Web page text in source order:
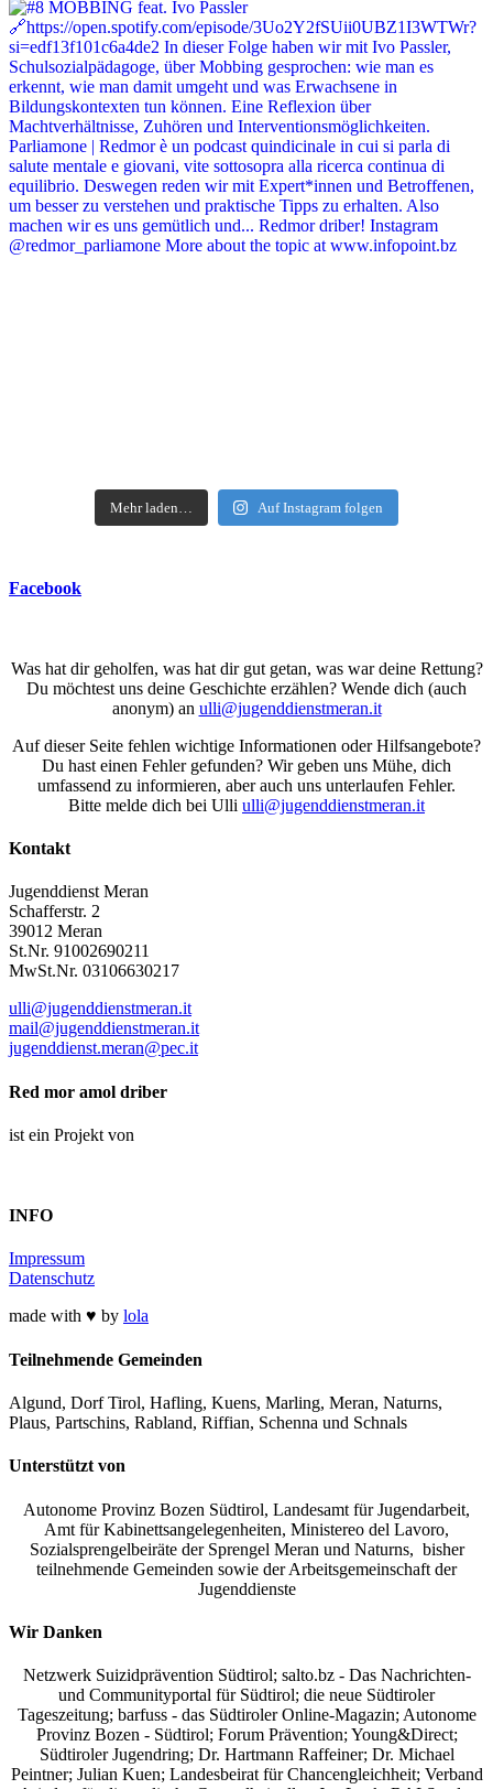
Mehr laden… Auf Instagram folgen
Facebook
Was hat dir geholfen, was hat dir gut getan, was war deine Rettung?
Du möchtest uns deine Geschichte erzählen? Wende dich (auch
anonym) an ulli@jugenddienstmeran.it
Auf dieser Seite fehlen wichtige Informationen oder Hilfsangebote?
Du hast einen Fehler gefunden? Wir geben uns Mühe, dich
umfassend zu informieren, aber auch uns unterlaufen Fehler.
Bitte melde dich bei Ulli ulli@jugenddienstmeran.it
Kontakt
Jugenddienst Meran
Schafferstr. 2
39012 Meran
St.Nr. 91002690211
MwSt.Nr. 03106630217
ulli@jugenddienstmeran.it
mail@jugenddienstmeran.it
jugenddienst.meran@pec.it
Red mor amol driber
ist ein Projekt von
INFO
Impressum
Datenschutz
made with ♥ by lola
Teilnehmende Gemeinden
Algund, Dorf Tirol, Hafling, Kuens, Marling, Meran, Naturns,
Plaus, Partschins, Rabland, Riffian, Schenna und Schnals
Unterstützt von
Autonome Provinz Bozen Südtirol, Landesamt für Jugendarbeit,
Amt für Kabinettsangelegenheiten, Ministereo del Lavoro,
Sozialsprengelbeiräte der Sprengel Meran und Naturns, bisher
teilnehmende Gemeinden sowie der Arbeitsgemeinschaft der
Jugenddienste
Wir Danken
Netzwerk Suizidprävention Südtirol; salto.bz - Das Nachrichten-
und Communityportal für Südtirol; die neue Südtiroler
Tageszeitung; barfuss - das Südtiroler Online-Magazin; Autonome
Provinz Bozen - Südtirol; Forum Prävention; Young&Direct;
Südtiroler Jugendring; Dr. Hartmann Raffeiner; Dr. Michael
Peintner; Julian Kuen; Landesbeirat für Chancengleichheit; Verband